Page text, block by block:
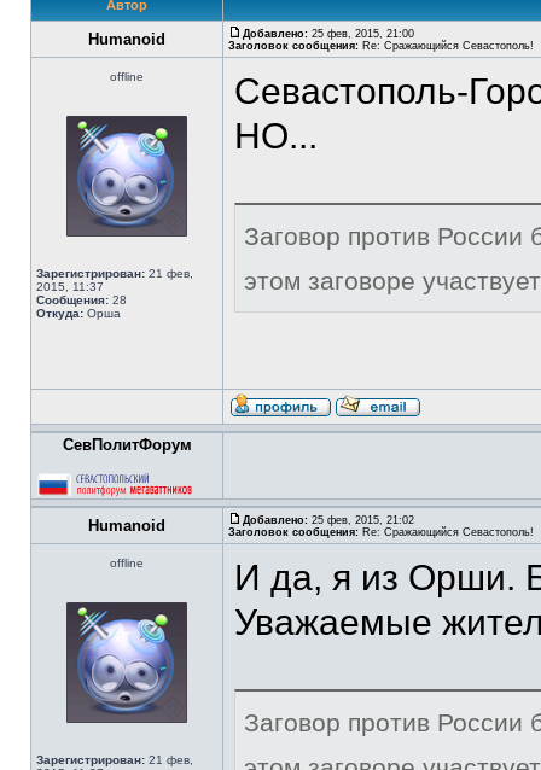
Автор
Humanoid Добавлено: 25 фев, 2015, 21:00
Заголовок сообщения: Re: Сражающийся Севастополь!
offline
Зарегистрирован: 21 фев,
2015, 11:37
Сообщения: 28
Откуда: Орша
Севастополь-
НО...
Заговор против России
этом заговоре
СевПолитФорум
Humanoid Добавлено: 25 фев, 2015, 21:02
Заголовок сообщения: Re: Сражающийся Севастополь!
offline
Зарегистрирован: 21 фев,
И да, я из Орши.
Уважаемые
Заговор против России